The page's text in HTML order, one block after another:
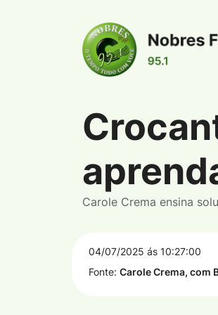
Informações de
Carole Crema ensina
04/07/2025 ás 10:27:00
Fonte: Carole Crema, com